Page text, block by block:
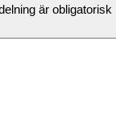
är obligatorisk